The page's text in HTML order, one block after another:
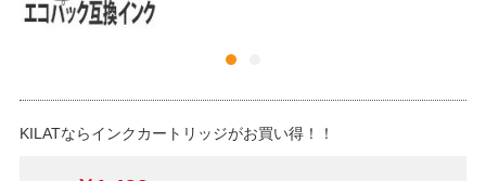
KILATならインクカートリッジがお買い得！！